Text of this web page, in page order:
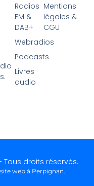
Radios
FM &
DAB+
Webradios
Podcasts
Livres
audio
Mentions
légales &
CGU
Tous droits réservés.
web à Perpignan.